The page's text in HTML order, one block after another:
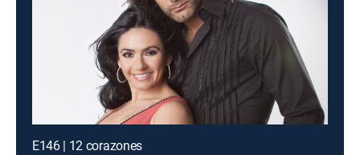
E146 | 12 corazones